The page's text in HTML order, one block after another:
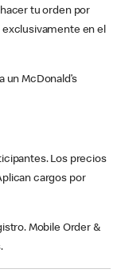
tu orden por
exclusivamente en el
un McDonald’s
Los precios
cargos por
Mobile Order &